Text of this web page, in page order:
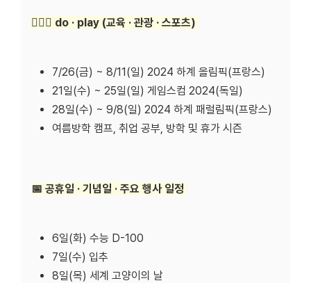
🏃🏻‍♀️ do · play (교육 · 관광 · 스포츠)
7/26(금) ~ 8/11(일) 2024 하계 올림픽(프랑스)
21일(수) ~ 25일(일) 게임스컴 2024(독일)
28일(수) ~ 9/8(일) 2024 하계 패럴림픽(프랑스)
여름방학 캠프, 취업 공부, 방학 및 휴가 시즌
📅 공휴일 · 기념일 · 주요 행사 일정
6일(화) 수능 D-100
7일(수) 입추
8일(목) 세계 고양이의 날